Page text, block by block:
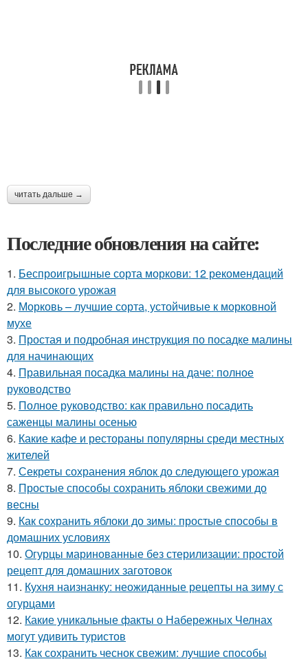
читать дальше →
Последние обновления на сайте:
1. Беспроигрышные сорта моркови: 12 рекомендаций
для высокого урожая
2. Морковь – лучшие сорта, устойчивые к морковной
мухе
3. Простая и подробная инструкция по посадке малины
для начинающих
4. Правильная посадка малины на даче: полное
руководство
5. Полное руководство: как правильно посадить
саженцы малины осенью
6. Какие кафе и рестораны популярны среди местных
жителей
7. Секреты сохранения яблок до следующего урожая
8. Простые способы сохранить яблоки свежими до
весны
9. Как сохранить яблоки до зимы: простые способы в
домашних условиях
10. Огурцы маринованные без стерилизации: простой
рецепт для домашних заготовок
11. Кухня наизнанку: неожиданные рецепты на зиму с
огурцами
12. Какие уникальные факты о Набережных Челнах
могут удивить туристов
13. Как сохранить чеснок свежим: лучшие способы